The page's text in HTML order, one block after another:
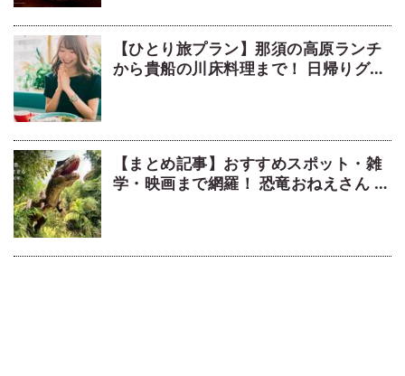
【ひとり旅プラン】那須の高原ランチ
から貴船の川床料理まで！ 日帰りグル
【まとめ記事】おすすめスポット・雑
学・映画まで網羅！ 恐竜おねえさん 生